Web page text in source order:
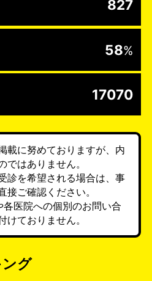
827
58%
17070
載に努めておりますが、内
ではありません。
診を希望される場合は、事
接ご確認ください。
医院への個別のお問い合
けておりません。
グ